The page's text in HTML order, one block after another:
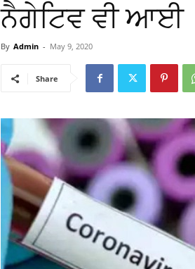
ਨੈਗੇਟਿਵ ਵੀ ਆਈ
By Admin - May 9, 2020
Share